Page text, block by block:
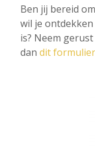
Ben jij bereid
wil je
is? Neem
dan dit formulier